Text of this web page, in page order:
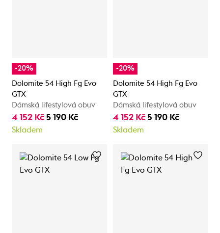
-20%
Dolomite 54 High Fg Evo
GTX
Dámská lifestylová obuv
4 152 Kč 5 190 Kč
Skladem
-20%
Dolomite 54 High Fg Evo
GTX
Dámská lifestylová obuv
4 152 Kč 5 190 Kč
Skladem